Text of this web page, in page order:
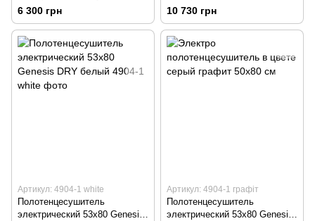
53х53 черный
6 300 грн
DRY золото
10 730 грн
Артикул: 4904-1 white
Полотенцесушитель
электрический 53х80 Genesis
Артикул: 4904-1 графіт
Полотенцесушитель
электрический 53х80 Genesis